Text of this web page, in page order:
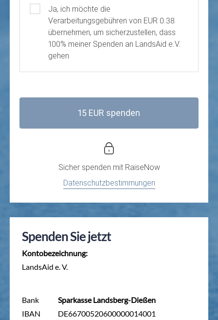
Ja, ich möchte die
Verarbeitungsgebühren von EUR 0.38
übernehmen, um sicherzustellen, dass
100% meiner Spenden an LandsAid e.V.
gehen
15 EUR spenden
Sicher spenden mit RaiseNow
Datenschutzbestimmungen
Spenden Sie jetzt
Kontobezeichnung:
LandsAid e. V.
Bank
IBAN
Sparkasse Landsberg-Dießen
DE66700520600000014001